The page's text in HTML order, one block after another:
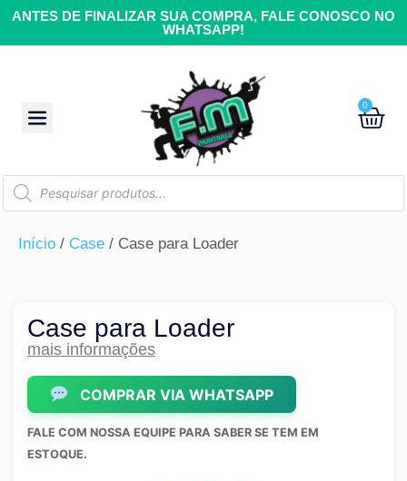
ANTES DE FINALIZAR SUA COMPRA, FALE CONOSCO NO
WHATSAPP!
0
Início / Case / Case para Loader
Case para Loader
mais informações
COMPRAR VIA WHATSAPP
FALE COM NOSSA EQUIPE PARA SABER SE TEM EM
ESTOQUE.